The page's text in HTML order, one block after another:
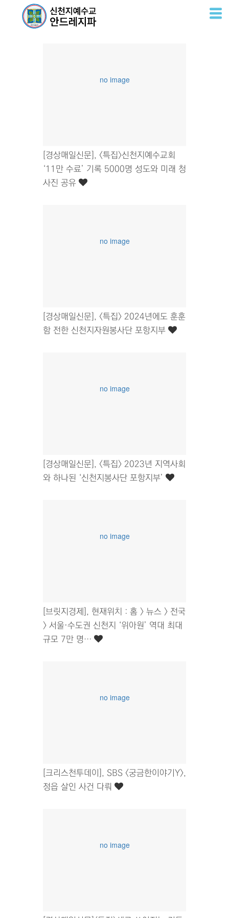
진실 소통 홍보
no image
[경상매일신문], <특집>신천지예수교회
‘11만 수료’ 기록 5000명 성도와 미래 청
사진 공유
no image
[경상매일신문], <특집> 2024년에도 훈훈
함 전한 신천지자원봉사단 포항지부
no image
[경상매일신문], <특집> 2023년 지역사회
와 하나된 ‘신천지봉사단 포항지부’
no image
[브릿지경제], 현재위치 : 홈 > 뉴스 > 전국
> 서울·수도권 신천지 ‘위아원’ 역대 최대
규모 7만 명…
no image
[크리스천투데이], SBS <궁금한이야기Y>,
정읍 살인 사건 다뤄
no image